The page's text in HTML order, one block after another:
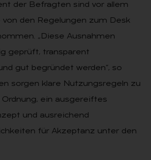
der Befragten sind vor allem
von den Regelungen zum Desk
„Diese Ausnahmen
geprüft, transparent
gut begründet werden“, so
sorgen klare Nutzungsregeln zu
ein ausgereiftes
und ausreichend
für Akzeptanz unter den